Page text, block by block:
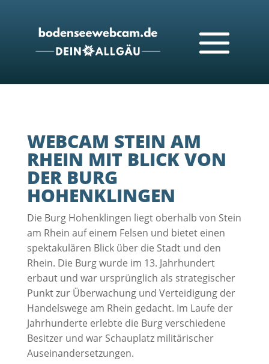
WEBCAM STEIN AM
RHEIN MIT BLICK VON
DER BURG
HOHENKLINGEN
Die Burg Hohenklingen liegt oberhalb von Stein
am Rhein auf einem Felsen und bietet einen
spektakulären Blick über die Stadt und den
Rhein. Die Burg wurde im 13. Jahrhundert
erbaut und war ursprünglich als strategischer
Punkt zur Überwachung und Verteidigung der
Handelswege am Rhein gedacht. Im Laufe der
Jahrhunderte erlebte die Burg verschiedene
Besitzer und war Schauplatz militärischer
Auseinandersetzungen.